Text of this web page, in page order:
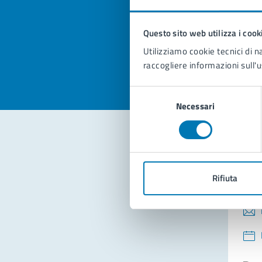
Questo sito web utilizza i
Utilizziamo cookie tecnici di
raccogliere informazioni
del
Necessari
Rifiuta
Valuta la